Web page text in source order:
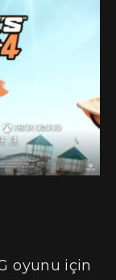
oyunu için